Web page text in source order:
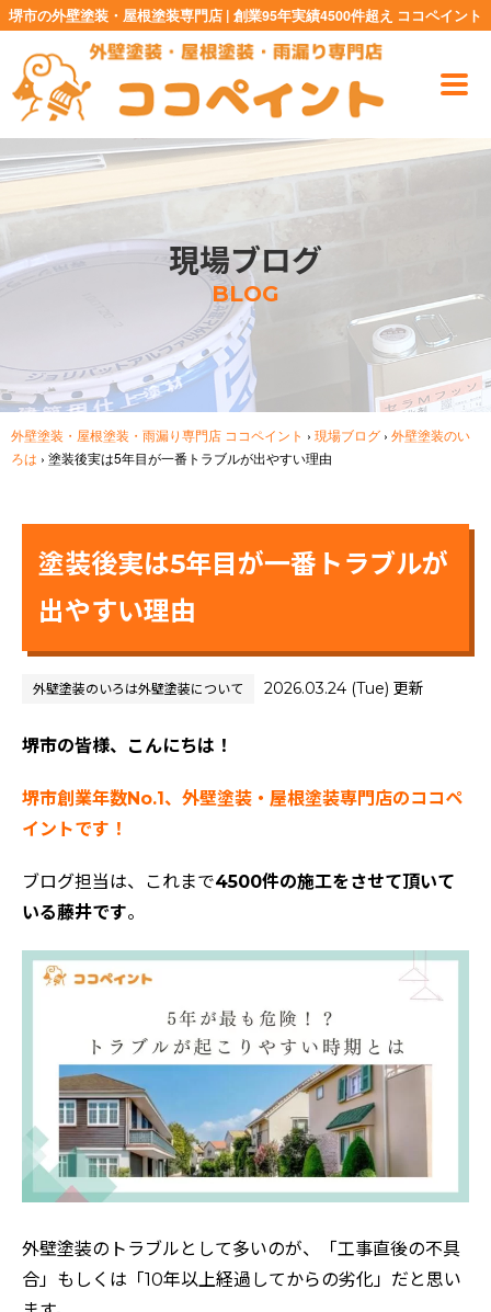
堺市の外壁塗装・屋根塗装専門店 | 創業95年実績4500件超え ココペイント
現場ブログ
BLOG
外壁塗装・屋根塗装・雨漏り専門店 ココペイント › 現場ブログ › 外壁塗装のい
ろは › 塗装後実は5年目が一番トラブルが出やすい理由
塗装後実は5年目が一番トラブルが
出やすい理由
外壁塗装のいろは外壁塗装について 2026.03.24 (Tue) 更新
堺市の皆様、こんにちは！
堺市創業年数No.1、外壁塗装・屋根塗装専門店のココペ
イントです！
ブログ担当は、これまで4500件の施工をさせて頂いて
いる藤井です。
外壁塗装のトラブルとして多いのが、「工事直後の不具
合」もしくは「10年以上経過してからの劣化」だと思い